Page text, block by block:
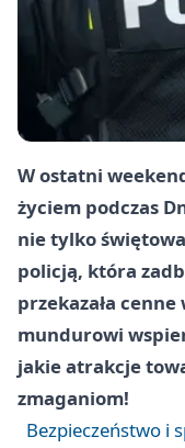
W ostatni
życiem podczas
nie tylko
policją, która
przekazała
mundurowi
jakie atrakcje
zmaganiom!
Bezpieczeństwo i